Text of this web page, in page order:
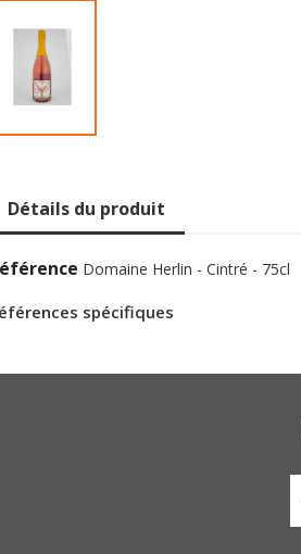
Détails du produit
Domaine Herlin - Cintré - 75cl
spécifiques